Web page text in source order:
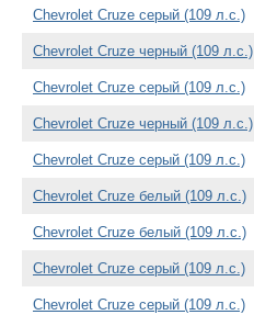
Chevrolet Cruze серый (109 л.с.)
Chevrolet Cruze черный (109 л.с.)
Chevrolet Cruze серый (109 л.с.)
Chevrolet Cruze черный (109 л.с.)
Chevrolet Cruze серый (109 л.с.)
Chevrolet Cruze белый (109 л.с.)
Chevrolet Cruze белый (109 л.с.)
Chevrolet Cruze серый (109 л.с.)
Chevrolet Cruze серый (109 л.с.)